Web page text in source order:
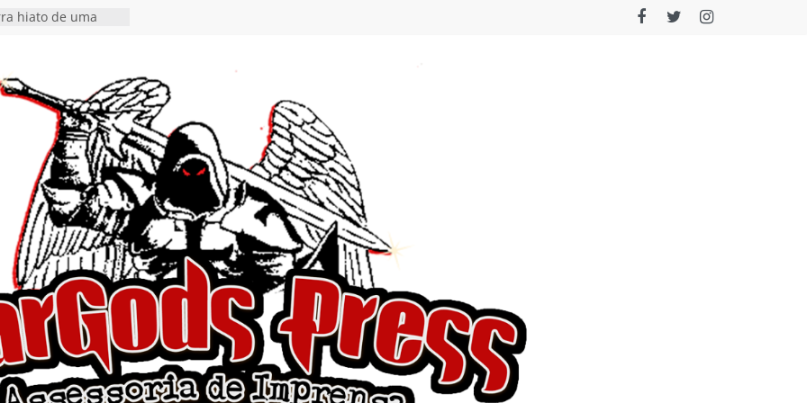
hiato de uma
Alive!” e detalha
novo álbum
detalha a
Rig” definitivo
Hell’s Heroes
de guitar & bass
“Eclipse”, segundo
“Dreaming”
a
e a artificialidade
e videoclipe de